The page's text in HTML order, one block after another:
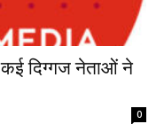
कई दिग्गज नेताओं ने
0